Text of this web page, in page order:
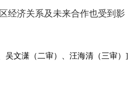
经济关系及未来合作也受到影
吴文潇（二审）、汪海清（三审）]